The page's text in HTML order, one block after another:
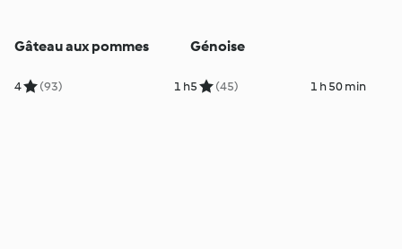
Gâteau aux pommes
4 (93) 1 h
Génoise
5 (45) 1 h 50 min